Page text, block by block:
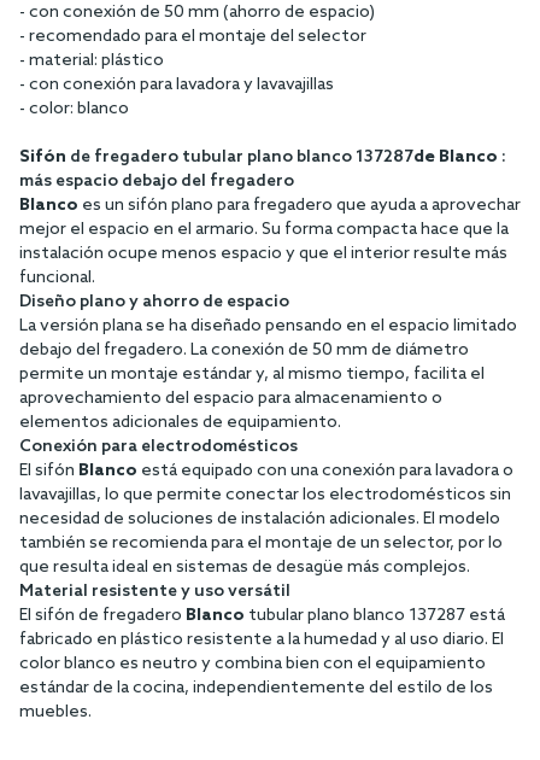
- con conexión de 50 mm (ahorro de espacio)
- recomendado para el montaje del selector
- material: plástico
- con conexión para lavadora y lavavajillas
- color: blanco
Sifón de fregadero tubular plano blanco 137287de Blanco :
más espacio debajo del fregadero
Blanco es un sifón plano para fregadero que ayuda a aprovechar
mejor el espacio en el armario. Su forma compacta hace que la
instalación ocupe menos espacio y que el interior resulte más
funcional.
Diseño plano y ahorro de espacio
La versión plana se ha diseñado pensando en el espacio limitado
debajo del fregadero. La conexión de 50 mm de diámetro
permite un montaje estándar y, al mismo tiempo, facilita el
aprovechamiento del espacio para almacenamiento o
elementos adicionales de equipamiento.
Conexión para electrodomésticos
El sifón Blanco está equipado con una conexión para lavadora o
lavavajillas, lo que permite conectar los electrodomésticos sin
necesidad de soluciones de instalación adicionales. El modelo
también se recomienda para el montaje de un selector, por lo
que resulta ideal en sistemas de desagüe más complejos.
Material resistente y uso versátil
El sifón de fregadero Blanco tubular plano blanco 137287 está
fabricado en plástico resistente a la humedad y al uso diario. El
color blanco es neutro y combina bien con el equipamiento
estándar de la cocina, independientemente del estilo de los
muebles.